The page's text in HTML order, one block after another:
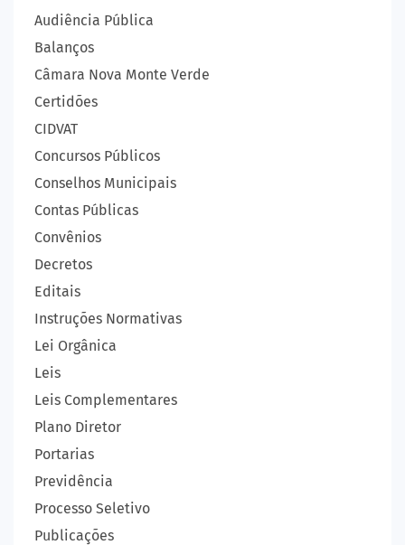
Audiência Pública
Balanços
Câmara Nova Monte Verde
Certidões
CIDVAT
Concursos Públicos
Conselhos Municipais
Contas Públicas
Convênios
Decretos
Editais
Instruções Normativas
Lei Orgânica
Leis
Leis Complementares
Plano Diretor
Portarias
Previdência
Processo Seletivo
Publicações